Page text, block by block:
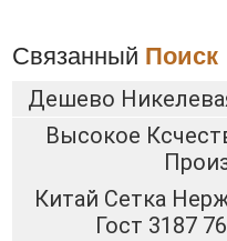
Связанный Поиск
Дешево
Высокое
Китай Сетка
Гост 3187